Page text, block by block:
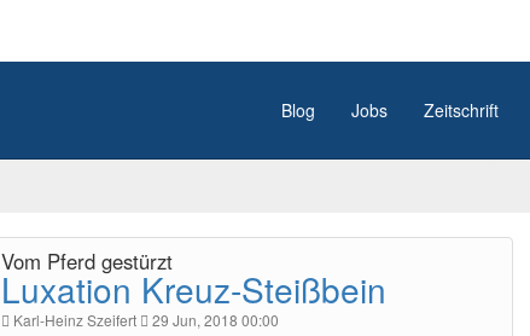
Blog Jobs Zeitschrift
Vom Pferd gestürzt
Luxation Kreuz-Steißbein
Karl-Heinz Szeifert 29 Jun, 2018 00:00